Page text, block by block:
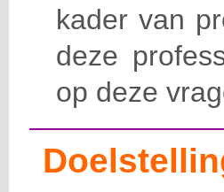
kader van
deze
op deze